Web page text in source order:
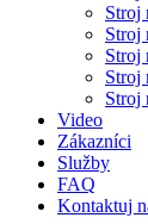
Stroj
Stroj
Stroj
Stroj
Stroj
Video
Zákazníci
Služby
FAQ
Kontaktuj